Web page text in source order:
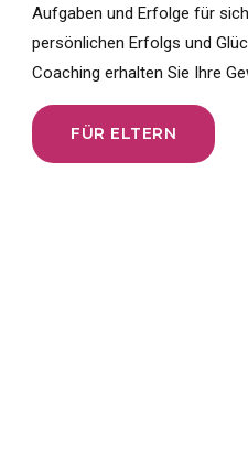
Aufgaben und Erfolge für
persönlichen Erfolgs und
Coaching erhalten Sie Ihre
FÜR ELTERN